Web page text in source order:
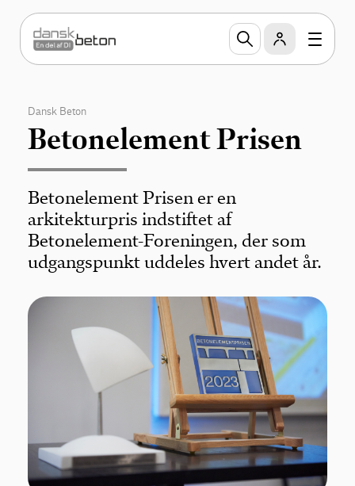
Dansk Beton
Betonelement Prisen
Betonelement Prisen er en
arkitekturpris indstiftet af
Betonelement-Foreningen, der som
udgangspunkt uddeles hvert andet år.